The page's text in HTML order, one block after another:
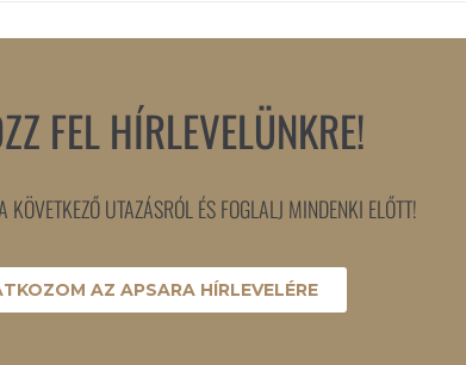
FEL HÍRLEVELÜNKRE!
KÖVETKEZŐ UTAZÁSRÓL ÉS FOGLALJ MINDENKI ELŐTT!
AZ APSARA HÍRLEVELÉRE